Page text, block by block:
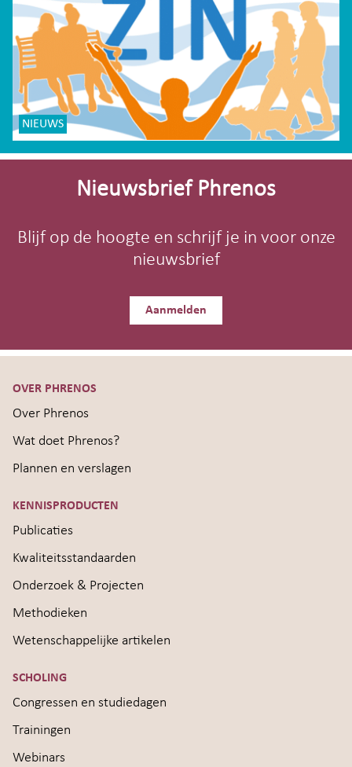
NIEUWS
Site-
Nieuwsbrief Phrenos
Blijf op de hoogte en schrijf je in voor onze
nieuwsbrief
Aanmelden
OVER PHRENOS
Over Phrenos
Wat doet Phrenos?
Plannen en verslagen
KENNISPRODUCTEN
Publicaties
Kwaliteitsstandaarden
Onderzoek & Projecten
Methodieken
Wetenschappelijke artikelen
SCHOLING
Congressen en studiedagen
Trainingen
Webinars